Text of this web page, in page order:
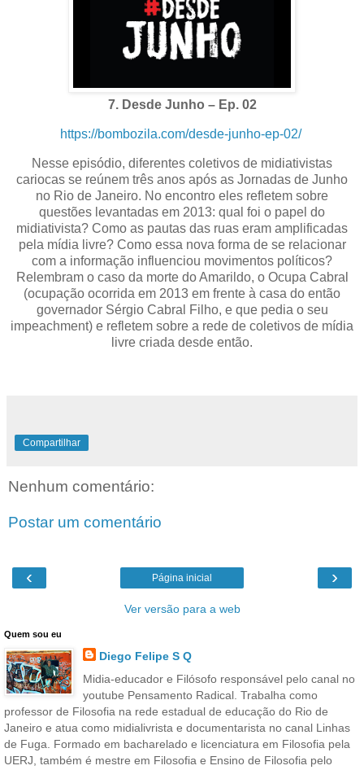
7. Desde Junho – Ep. 02
https://bombozila.com/desde-junho-ep-02/
Nesse episódio, diferentes coletivos de midiativistas
cariocas se reúnem três anos após as Jornadas de Junho
no Rio de Janeiro. No encontro eles refletem sobre
questões levantadas em 2013: qual foi o papel do
midiativista? Como as pautas das ruas eram amplificadas
pela mídia livre? Como essa nova forma de se relacionar
com a informação influenciou movimentos políticos?
Relembram o caso da morte do Amarildo, o Ocupa Cabral
(ocupação ocorrida em 2013 em frente à casa do então
governador Sérgio Cabral Filho, e que pedia o seu
impeachment) e refletem sobre a rede de coletivos de mídia
livre criada desde então.
Compartilhar
Nenhum comentário:
Postar um comentário
‹ ›
Página inicial
Ver versão para a web
Quem sou eu
Diego Felipe S Q
Midia-educador e Filósofo responsável pelo canal no
youtube Pensamento Radical. Trabalha como
professor de Filosofia na rede estadual de educação do Rio de
Janeiro e atua como midialivrista e documentarista no canal Linhas
de Fuga. Formado em bacharelado e licenciatura em Filosofia pela
UERJ, também é mestre em Filosofia e Ensino de Filosofia pelo